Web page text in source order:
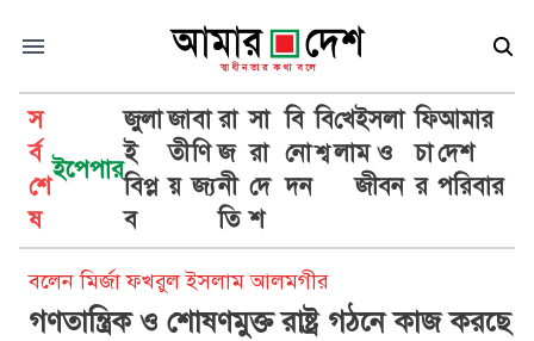
স
র্ব
শে
ষ
ইপেপার
জুলা
ই
বিপ্ল
ব
জা
তী
য়
বা
ণি
জ্য
রা
জ
নী
তি
সা
রা
দে
শ
বি
নো
দন
বি
শ্ব
খে
লা
ইসলা
ম ও
জীবন
ফি
চা
র
আমার
দেশ
পরিবার
রাষ্ট্র
বলেন মির্জা ফখরুল ইসলাম আলমগীর
গণতান্ত্রিক ও শোষণমুক্ত রাষ্ট্র গঠনে কাজ করছে